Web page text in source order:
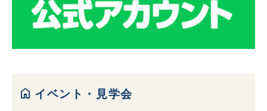
home イベント・見学会